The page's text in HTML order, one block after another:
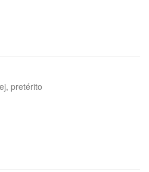
pretérito